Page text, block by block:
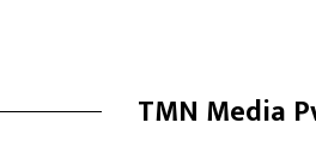
TMN Media